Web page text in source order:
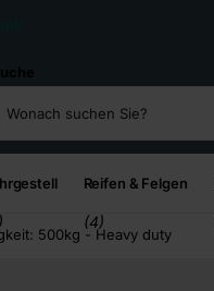
Reifen & Felgen
(4)
500kg - Heavy duty